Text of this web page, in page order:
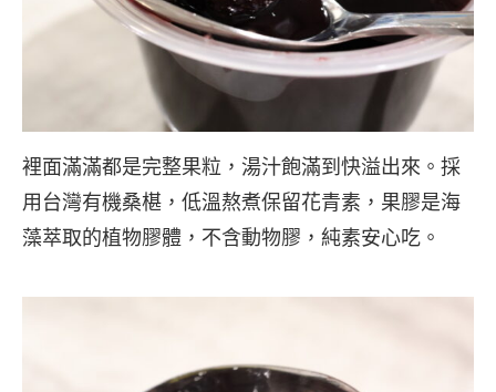
裡面滿滿都是完整果粒，湯汁飽滿到快溢出來。採
用台灣有機桑椹，低溫熬煮保留花青素，果膠是海
藻萃取的植物膠體，不含動物膠，純素安心吃。